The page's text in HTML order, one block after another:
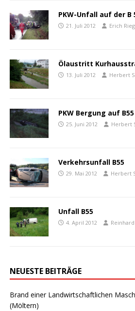
PKW-Unfall auf der B
21. Juli 2012 Erich
Ölaustritt
13. Juli 2012 Herbert
PKW Bergung auf B55
25. Juni 2012 Herbert
Verkehrsunfall B55
29. Mai 2012 Herbert
Unfall B55
4. April 2012
NEUESTE BEITRÄGE
Brand einer Landwirtschaftlichen
(Möltern)